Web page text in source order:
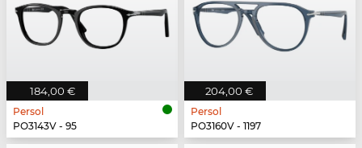
184,00 €
Persol
PO3143V - 95
204,00 €
Persol
PO3160V - 1197